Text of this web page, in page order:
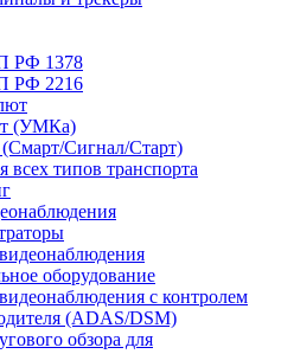
РФ 1378
РФ 2216
(УМКа)
Сигнал/Старт)
всех типов транспорта
оборудование
с контролем
(ADAS/DSM)
обзора для